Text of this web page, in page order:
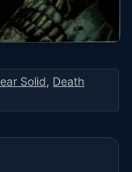
Solid, Death